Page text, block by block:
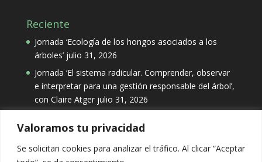
Valoramos tu privacidad
Se solicitan cookies para analizar el tráfico. Al clicar “Aceptar
Reciente
Jornada ‘Ecología de los hongos asociados a los
árboles’ julio 31, 2026
Jornada ‘El sistema radicular. Comprender, observar
e interpretar para una gestión responsable del árbol’,
con Claire Atger julio 31, 2026
Categorías